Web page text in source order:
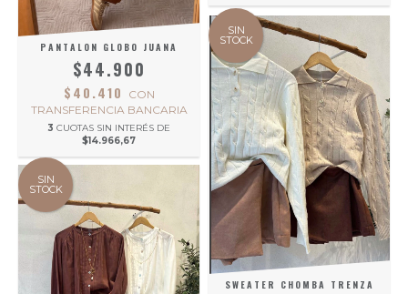
PANTALON GLOBO JUANA
$44.900
$40.410
CON
TRANSFERENCIA BANCARIA
3 CUOTAS SIN INTERÉS DE
$14.966,67
SIN
STOCK
SIN
STOCK
SWEATER CHOMBA TRENZA